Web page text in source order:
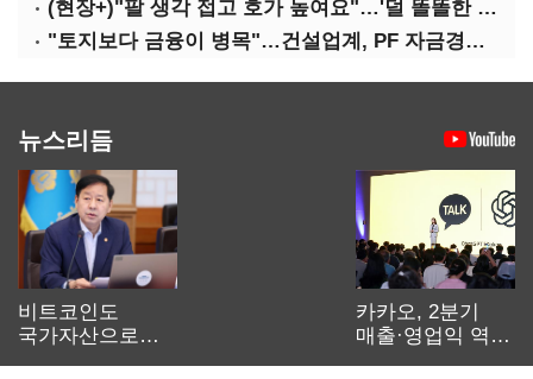
(현장+)"팔 생각 접고 호가 높여요"…'덜 똘똘한 한 채' 20억 키맞추기
"토지보다 금융이 병목"…건설업계, PF 자금경색 해소 목소리
뉴스리듬
비트코인도
국가자산으로…'
카카오, 2분기
매출·영업익 역대